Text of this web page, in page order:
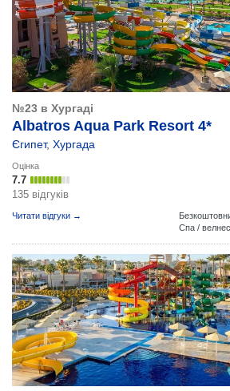
№23 в Хургаді
Albatros Aqua Park Resort 4*
Єгипет, Хургада
Оцінка
7.7
135 відгуків
Читати відгуки →
Спа / велнес